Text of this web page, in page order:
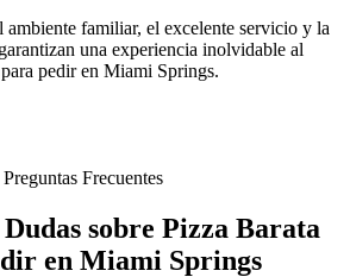
ambiente familiar, el excelente servicio y la
una experiencia inolvidable al
pedir en Miami Springs.
Preguntas Frecuentes
sobre Pizza Barata
en Miami Springs